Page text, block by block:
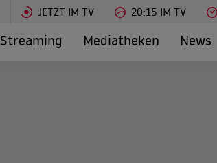
JETZT IM TV 20:15 IM TV
Streaming Mediatheken News